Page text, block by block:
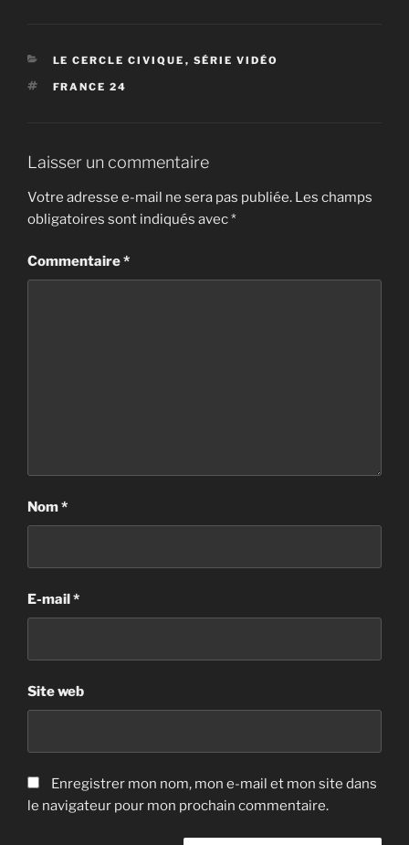
CATÉGORIES
LE CERCLE CIVIQUE , SÉRIE VIDÉO
ÉTIQUETTES
FRANCE 24
Laisser un commentaire
Votre adresse e-mail ne sera pas publiée. Les champs
obligatoires sont indiqués avec*
Commentaire*
Nom*
E-mail*
Site web
Enregistrer mon nom, mon e-mail et mon site dans
le navigateur pour mon prochain commentaire.